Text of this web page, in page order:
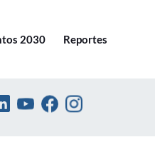
2030 Reportes